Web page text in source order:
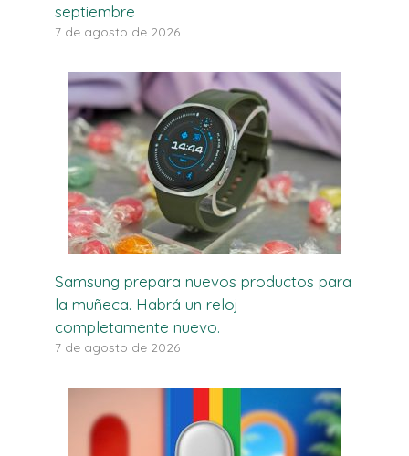
septiembre
7 de agosto de 2026
Samsung prepara nuevos productos para
la muñeca. Habrá un reloj
completamente nuevo.
7 de agosto de 2026